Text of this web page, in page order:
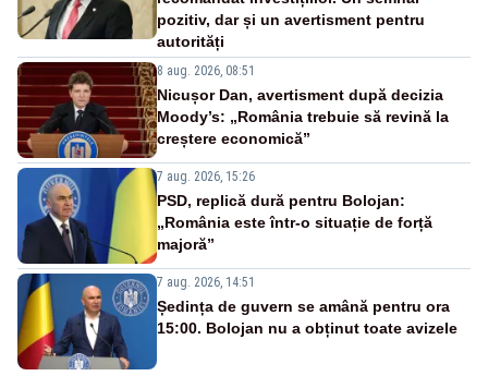
pozitiv, dar și un avertisment pentru
autorități
8 aug. 2026, 08:51
Nicușor Dan, avertisment după decizia
Moody’s: „România trebuie să revină la
creștere economică”
7 aug. 2026, 15:26
PSD, replică dură pentru Bolojan:
„România este într-o situație de forță
majoră”
7 aug. 2026, 14:51
Ședința de guvern se amână pentru ora
15:00. Bolojan nu a obținut toate avizele